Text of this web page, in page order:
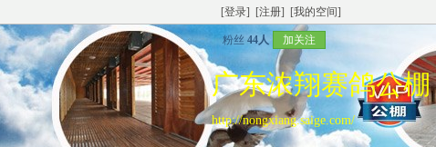
[登录] [注册] [我的空间]
粉丝 44人 加关注
广东浓翔赛鸽公棚
http://nongxiang.saige.com/